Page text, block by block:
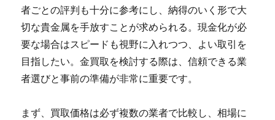
者ごとの評判も十分に参考にし、納得のいく形で大
切な貴金属を手放すことが求められる。現金化が必
要な場合はスピードも視野に入れつつ、よい取引を
目指したい。金買取を検討する際は、信頼できる業
者選びと事前の準備が非常に重要です。
まず、買取価格は必ず複数の業者で比較し、相場に